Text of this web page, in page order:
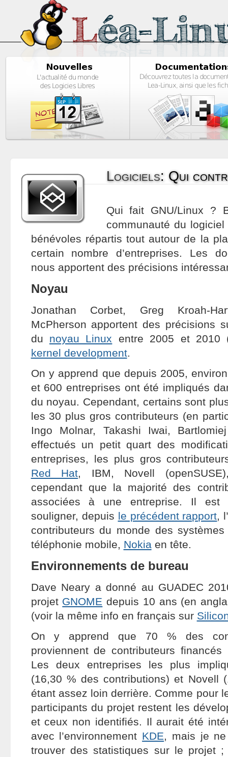
Logiciels: Qui
Qui fait GNU/Linux ?
communauté du
bénévoles répartis tout autour de la
certain nombre d’entreprises. Les
nous apportent des précisions
Noyau
Jonathan Corbet, Greg Kroah-
McPherson apportent des précisions
du noyau Linux entre 2005 et
kernel development.
On y apprend que depuis 2005,
et 600 entreprises ont été impliqués
du noyau. Cependant, certains sont
les 30 plus gros contributeurs (en
Ingo Molnar, Takashi Iwai,
effectués un petit quart des
entreprises, les plus gros
Red Hat, IBM, Novell
cependant que la majorité des
associées à une entreprise. Il est
souligner, depuis le précédent rapport,
contributeurs du monde des
téléphonie mobile, Nokiaen tête.
Environnements de bureau
Dave Neary a donné au GUADEC
projet GNOME depuis 10 ans (en
(voir la même info en français sur
On y apprend que 70 % des
proviennent de contributeurs
Les deux entreprises les plus
(16,30 % des contributions) et Novell
étant assez loin derrière. Comme pour
participants du projet restent les
et ceux non identifiés. Il aurait été
avec l’environnement KDE, mais je
trouver des statistiques sur le projet ;